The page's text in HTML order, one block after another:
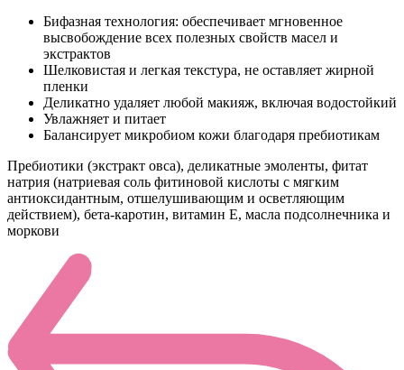
Бифазная технология: обеспечивает мгновенное
высвобождение всех полезных свойств масел и
экстрактов
Шелковистая и легкая текстура, не оставляет жирной
пленки
Деликатно удаляет любой макияж, включая водостойкий
Увлажняет и питает
Балансирует микробиом кожи благодаря пребиотикам
Пребиотики (экстракт овса), деликатные эмоленты, фитат
натрия (натриевая соль фитиновой кислоты с мягким
антиоксидантным, отшелушивающим и осветляющим
действием), бета-каротин, витамин Е, масла подсолнечника и
моркови